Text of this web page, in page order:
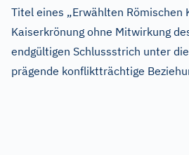
Titel eines „Erwählten Römischen
Kaiserkrönung ohne Mitwirkung
endgültigen Schlussstrich unter
prägende konfliktträchtige